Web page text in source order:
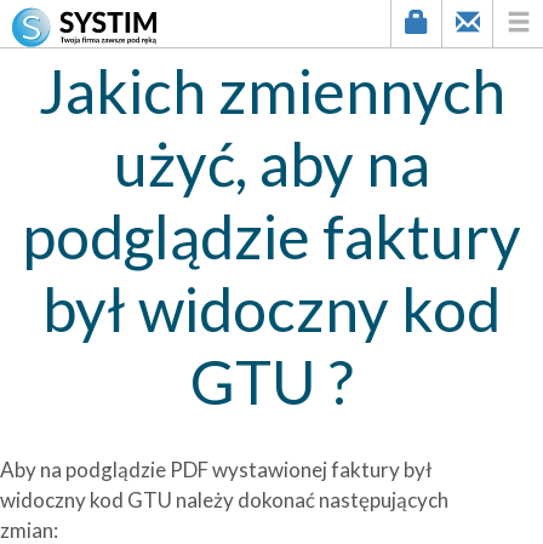
Jakich zmiennych
użyć, aby na
podglądzie faktury
był widoczny kod
GTU ?
Aby na podglądzie PDF wystawionej faktury był
widoczny kod GTU należy dokonać następujących
zmian: